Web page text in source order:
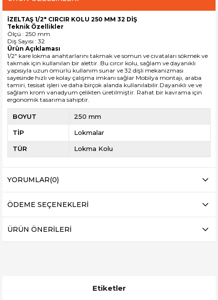
İZELTAŞ 1/2" CIRCIR KOLU 250 MM 32 DİŞ
Teknik Özellikler
Ölçü : 250 mm
Diş Sayısı : 32
Ürün Açıklaması
1/2" kare lokma anahtarlarını takmak ve somun ve cıvataları sökmek ve
takmak için kullanılan bir alettir. Bu cırcır kolu, sağlam ve dayanıklı
yapısıyla uzun ömürlü kullanım sunar ve 32 dişli mekanizması
sayesinde hızlı ve kolay çalışma imkanı sağlar Mobilya montajı, araba
tamiri, tesisat işleri ve daha birçok alanda kullanılabilir.Dayanıklı ve ve
sağlam krom vanadyum çelikten üretilmiştir. Rahat bir kavrama için
ergonomik tasarıma sahiptir.
BOYUT 250 mm
TİP Lokmalar
TÜR Lokma Kolu
YORUMLAR(0)
ÖDEME SEÇENEKLERI
ÜRÜN ÖNERILERI
Etiketler